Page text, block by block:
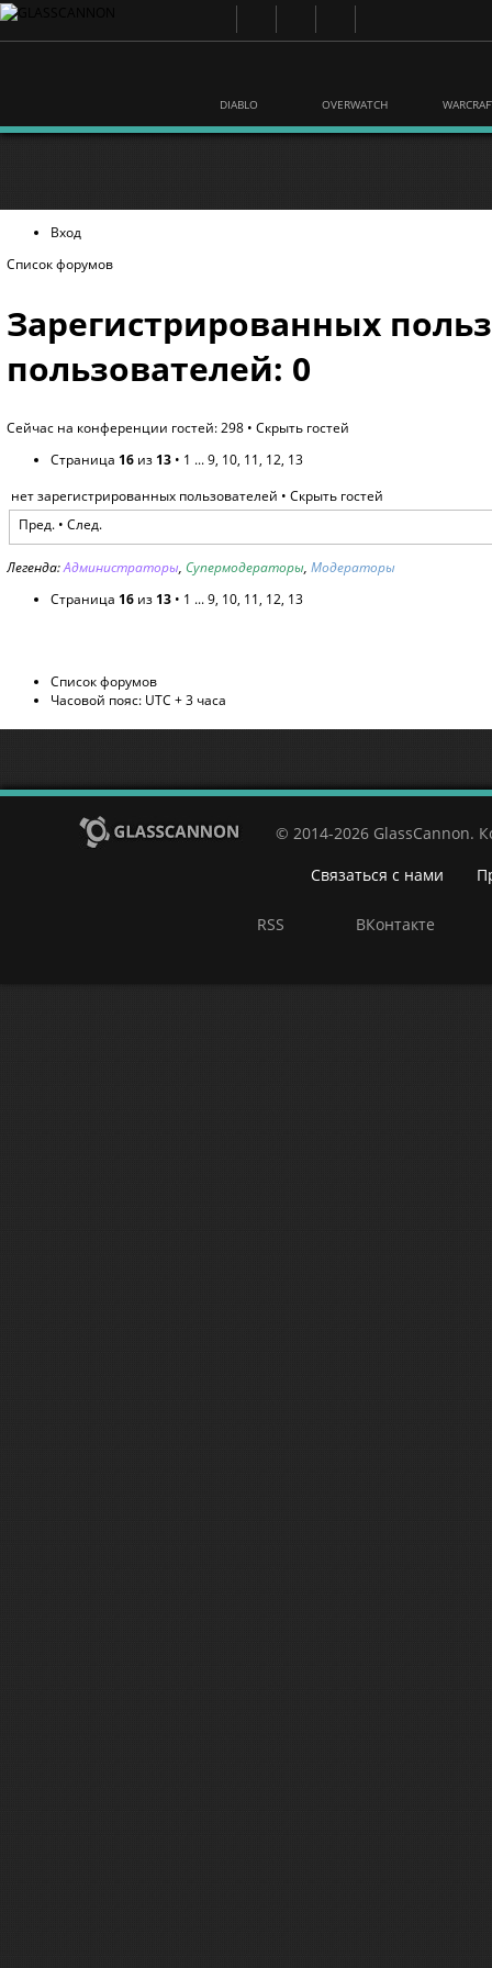
DIABLO OVERWATCH
Вход
Список форумов
Зарегистрированных
пользователей: 0
Сейчас на конференции гостей: 298 • Скрыть гостей
Страница 16 из 13 • 1 ...9, 10, 11, 12, 13
нет зарегистрированных пользователей • Скрыть гостей
Пред.• След.
Легенда:Администраторы, Супермодераторы, Модераторы
Страница 16 из 13 • 1 ...9, 10, 11, 12, 13
Список форумов
Часовой пояс: UTC + 3 часа
© 2014-2026 GlassCannon.
Связаться с нами
RSS ВКонтакте